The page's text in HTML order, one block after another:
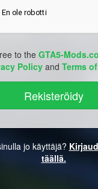
to theGTA5-
Policy and Terms
jo käyttäjä?
täällä.